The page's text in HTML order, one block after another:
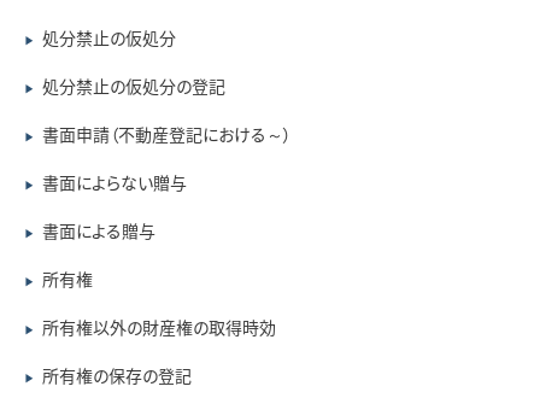
▶ 処分禁止の仮処分
▶ 処分禁止の仮処分の登記
▶ 書面申請（不動産登記における～）
▶ 書面によらない贈与
▶ 書面による贈与
▶ 所有権
▶ 所有権以外の財産権の取得時効
▶ 所有権の保存の登記